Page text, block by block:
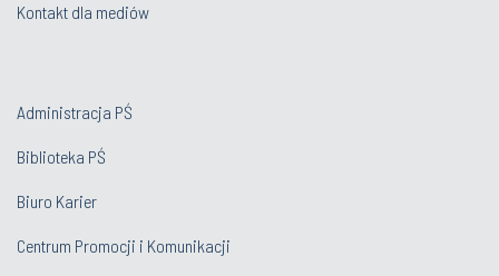
Kontakt dla mediów
Administracja PŚ
Biblioteka PŚ
Biuro Karier
Centrum Promocji i Komunikacji